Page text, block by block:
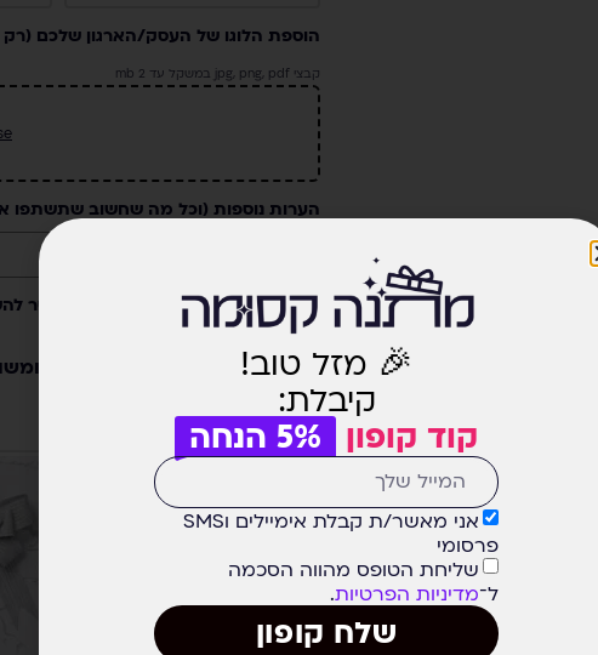
הוספת הלוגו של העסק/הארגון שלכם
קבצי jpg, png, pdf במשקל עד 2 mb
הערות נוספות (וכל מה שחשוב שתשתפו
לאחר ביצוע ההזמנה ניצור אתכם קשר
תוספות קסומות למתנה קסומה
אריזת מתנה
🎉 מזל טוב!
קיבלת:
קוד קופון
5% הנחה
אני מאשר/ת קבלת אימיילים וSMS
פרסומי
שליחת הטופס מהווה הסכמה
ל־מדיניות הפרטיות.
שלח קופון